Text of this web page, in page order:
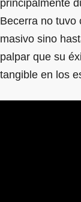
principalmente
Becerra no tuvo
masivo sino
palpar que su
tangible en los